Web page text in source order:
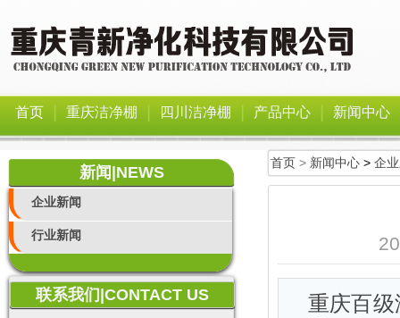
首页 重庆洁净棚 四川洁净棚 产品中心 新闻中心
新闻|NEWS
企业新闻
行业新闻
联系我们|CONTACT US
首页 > 新闻中心 > 企
重庆百